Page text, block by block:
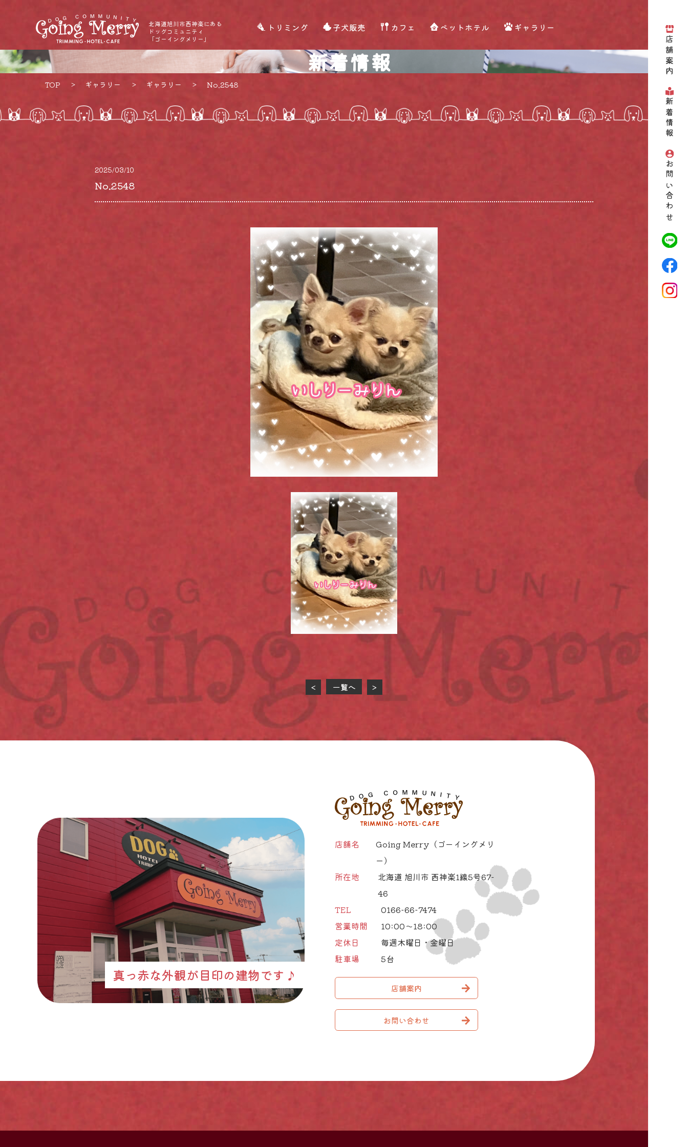
北海道旭川市西神楽にある
ドッグコミュニティ
「ゴーイングメリー」
トリミング 子犬販売 カフェ ペットホテル ギャラリー
店舗案内
新着情報
お問い合わせ
新着情報
TOP ギャラリー ギャラリー No.2548
2025/03/10
No.2548
< 一覧へ >
真っ赤な外観が目印の建物です♪
店舗名 Going Merry（ゴーイングメリ
ー）
所在地
北海道 旭川市 西神楽1線5号67-
46
TEL
0166-66-7474
営業時間
10:00～18:00
定休日
毎週木曜日・金曜日
駐車場
5台
店舗案内
お問い合わせ